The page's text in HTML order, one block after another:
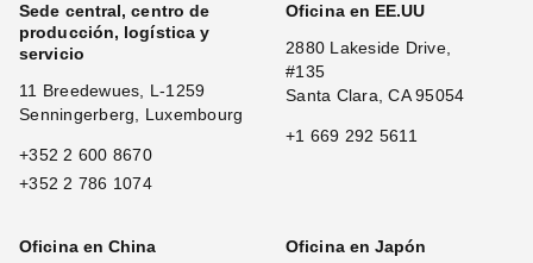
Sede central, centro de
producción, logística y
servicio
11 Breedewues, L-1259
Senningerberg, Luxembourg
+352 2 600 8670
+352 2 786 1074
Oficina en EE.UU
2880 Lakeside Drive,
#135
Santa Clara, CA 95054
+1 669 292 5611
Oficina en China
Oficina en Japón